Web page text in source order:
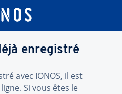
enregistré
avec IONOS, il est
Si vous êtes le